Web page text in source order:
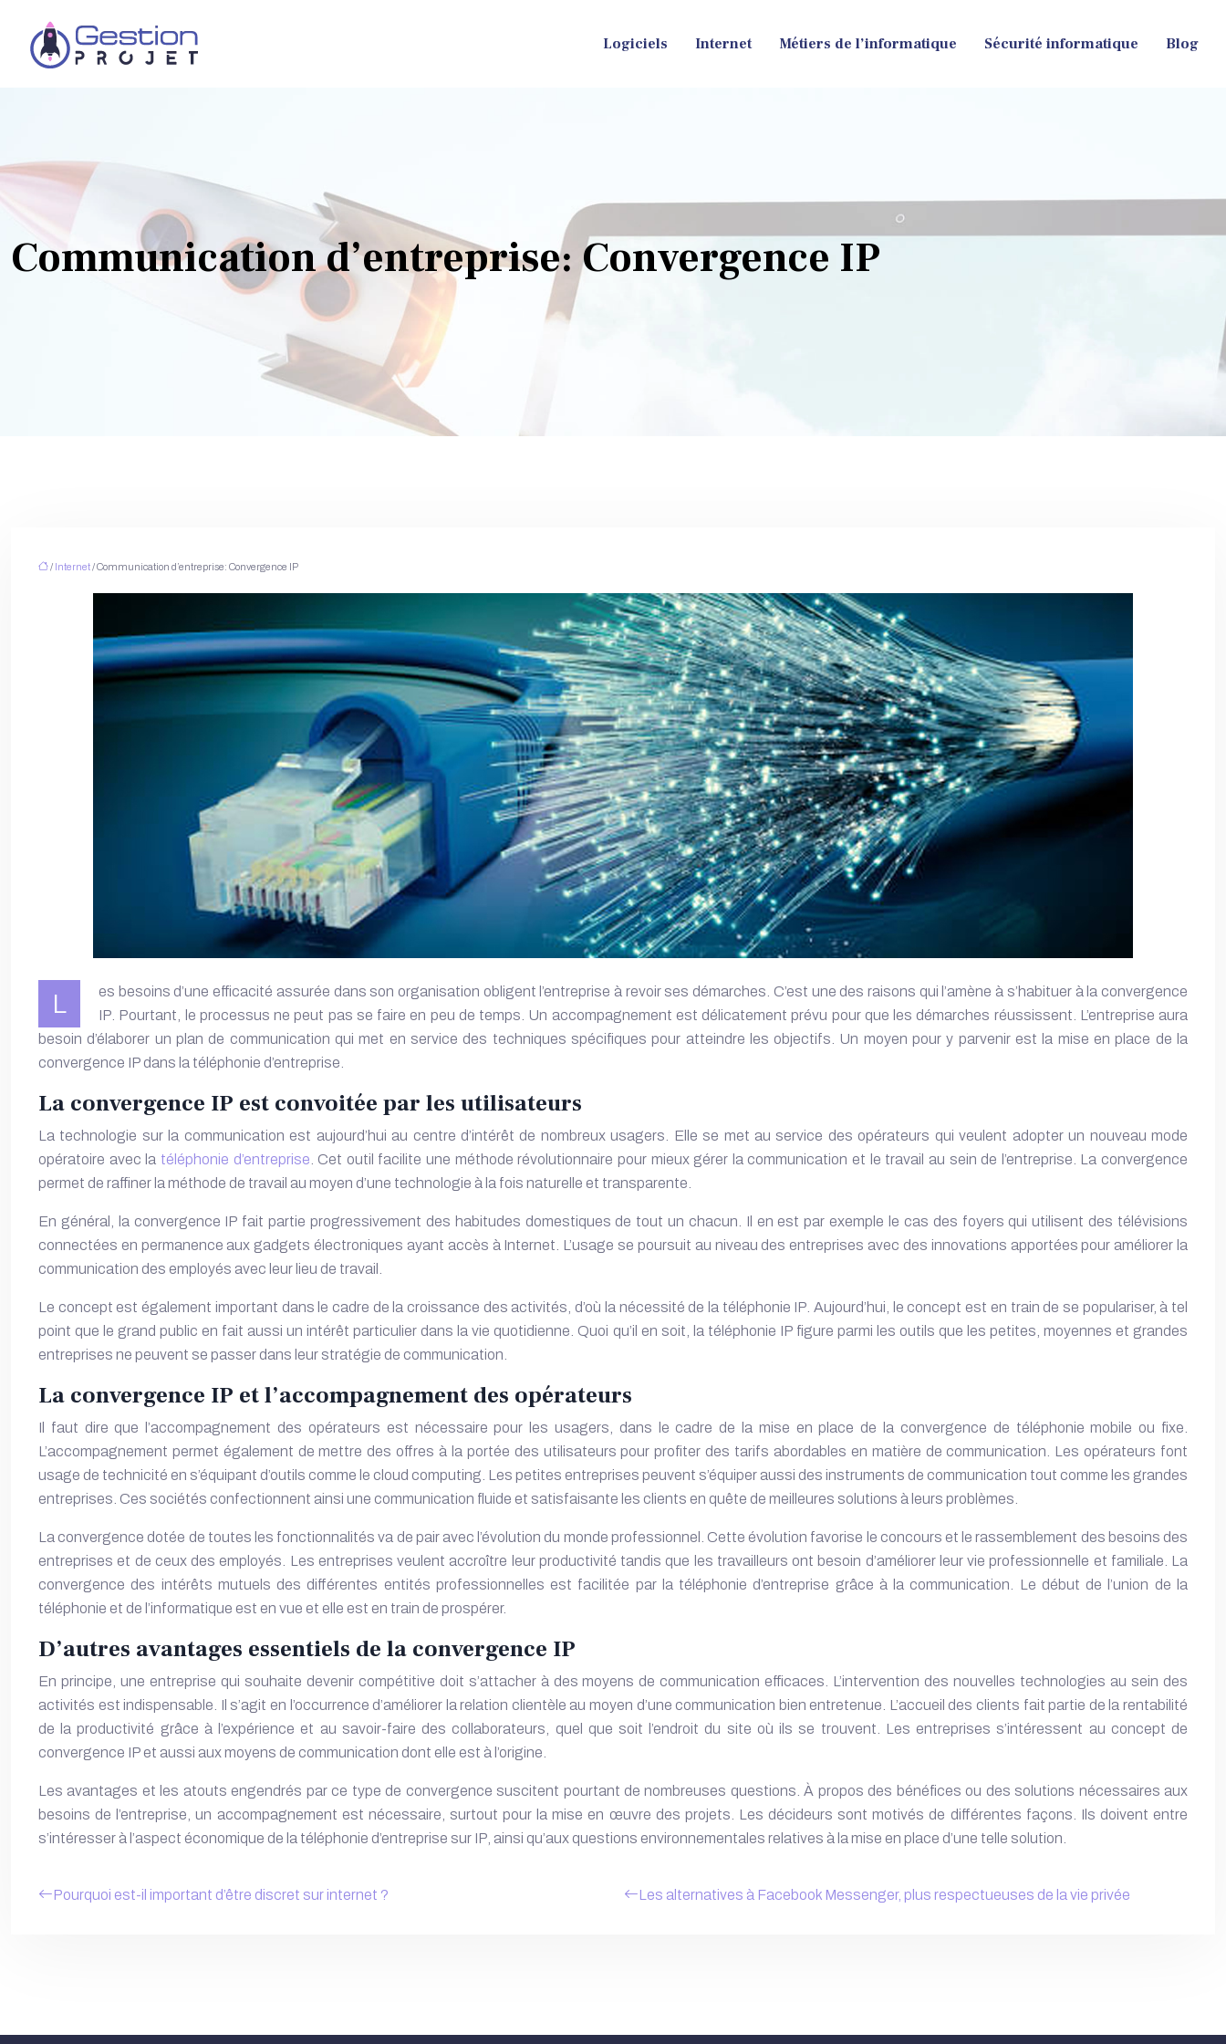
Logiciels Internet Métiers de l’informatique Sécurité informatique Blog
Communication d’entreprise: Convergence IP
/ Internet/ Communication d’entreprise: Convergence IP
L
es besoins d’une efficacité assurée dans son organisation obligent l’entreprise à revoir ses démarches. C’est une des raisons qui l’amène à s’habituer à la convergence
IP. Pourtant, le processus ne peut pas se faire en peu de temps. Un accompagnement est délicatement prévu pour que les démarches réussissent. L’entreprise aura
besoin d’élaborer un plan de communication qui met en service des techniques spécifiques pour atteindre les objectifs. Un moyen pour y parvenir est la mise en place de la
convergence IP dans la téléphonie d’entreprise
La convergence IP est convoitée par les utilisateurs
La technologie sur la communication est aujourd’hui au centre d’intérêt de nombreux usagers. Elle se met au service des opérateurs qui veulent adopter un nouveau mode
opératoire avec la téléphonie d’entreprise . Cet outil facilite une méthode révolutionnaire pour mieux gérer la communication et le travail au sein de l’entreprise. La convergence
permet de raffiner la méthode de travail au moyen d’une technologie à la fois naturelle et transparente.
En général, la convergence IP fait partie progressivement des habitudes domestiques de tout un chacun. Il en est par exemple le cas des foyers qui utilisent des télévisions
connectées en permanence aux gadgets électroniques ayant accès à Internet. L’usage se poursuit au niveau des entreprises avec des innovations apportées pour améliorer la
communication des employés avec leur lieu de travail.
Le concept est également important dans le cadre de la croissance des activités, d’où la nécessité de la téléphonie IP. Aujourd’hui, le concept est en train de se populariser, à tel
point que le grand public en fait aussi un intérêt particulier dans la vie quotidienne. Quoi qu’il en soit, la téléphonie IP figure parmi les outils que les petites, moyennes et grandes
entreprises ne peuvent se passer dans leur stratégie de communication.
La convergence IP et l’accompagnement des opérateurs
Il faut dire que l’accompagnement des opérateurs est nécessaire pour les usagers, dans le cadre de la mise en place de la convergence de téléphonie mobile ou fixe.
L’accompagnement permet également de mettre des offres à la portée des utilisateurs pour profiter des tarifs abordables en matière de communication. Les opérateurs font
usage de technicité en s’équipant d’outils comme le cloud computing. Les petites entreprises peuvent s’équiper aussi des instruments de communication tout comme les grandes
entreprises. Ces sociétés confectionnent ainsi une communication fluide et satisfaisante les clients en quête de meilleures solutions à leurs problèmes.
La convergence dotée de toutes les fonctionnalités va de pair avec l’évolution du monde professionnel. Cette évolution favorise le concours et le rassemblement des besoins des
entreprises et de ceux des employés. Les entreprises veulent accroître leur productivité tandis que les travailleurs ont besoin d’améliorer leur vie professionnelle et familiale. La
convergence des intérêts mutuels des différentes entités professionnelles est facilitée par la téléphonie d’entreprise grâce à la communication. Le début de l’union de la
téléphonie et de l’informatique est en vue et elle est en train de prospérer.
D’autres avantages essentiels de la convergence IP
En principe, une entreprise qui souhaite devenir compétitive doit s’attacher à des moyens de communication efficaces. L’intervention des nouvelles technologies au sein des
activités est indispensable. Il s’agit en l’occurrence d’améliorer la relation clientèle au moyen d’une communication bien entretenue. L’accueil des clients fait partie de la rentabilité
de la productivité grâce à l’expérience et au savoir-faire des collaborateurs, quel que soit l’endroit du site où ils se trouvent. Les entreprises s’intéressent au concept de
convergence IP et aussi aux moyens de communication dont elle est à l’origine.
Les avantages et les atouts engendrés par ce type de convergence suscitent pourtant de nombreuses questions. À propos des bénéfices ou des solutions nécessaires aux
besoins de l’entreprise, un accompagnement est nécessaire, surtout pour la mise en œuvre des projets. Les décideurs sont motivés de différentes façons. Ils doivent entre
s’intéresser à l’aspect économique de la téléphonie d’entreprise sur IP, ainsi qu’aux questions environnementales relatives à la mise en place d’une telle solution.
Pourquoi est-il important d’être discret sur internet ? Les alternatives à Facebook Messenger, plus respectueuses de la vie privée